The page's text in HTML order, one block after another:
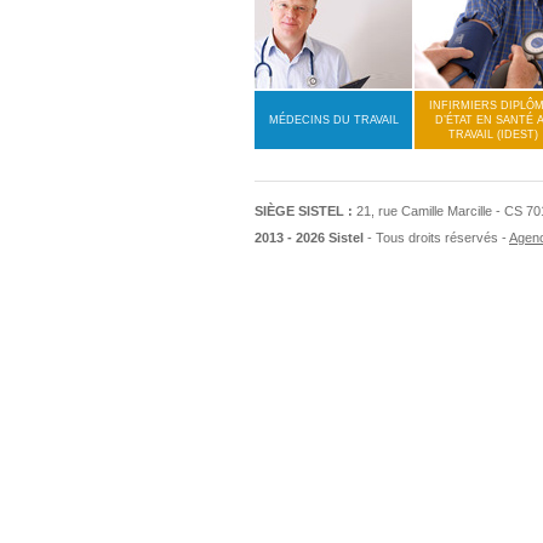
MÉDECINS DU TRAVAIL
INFIRMIERS
D’ÉTAT EN SANTÉ
TRAVAIL (IDEST)
SIÈGE SISTEL : 21, rue Camille Marcille - CS
2013 - 2026 Sistel - Tous droits réservés